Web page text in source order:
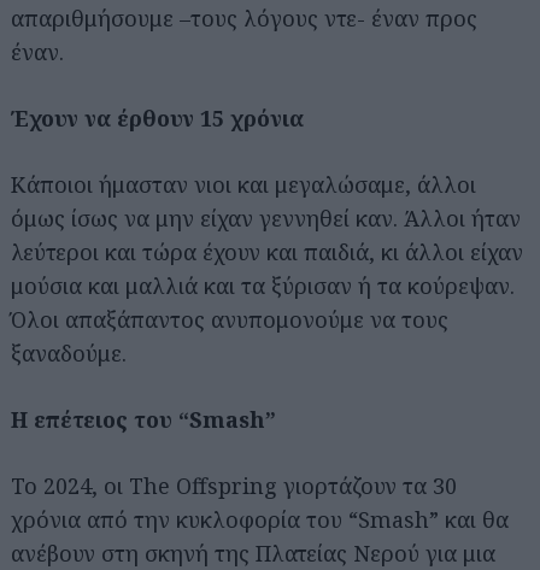
απαριθμήσουμε –τους λόγους ντε- έναν προς
έναν.
Έχουν να έρθουν 15 χρόνια
Κάποιοι ήμασταν νιοι και μεγαλώσαμε, άλλοι
όμως ίσως να μην είχαν γεννηθεί καν. Άλλοι ήταν
λεύτεροι και τώρα έχουν και παιδιά, κι άλλοι είχαν
μούσια και μαλλιά και τα ξύρισαν ή τα κούρεψαν.
Όλοι απαξάπαντος ανυπομονούμε να τους
ξαναδούμε.
Η επέτειος του “Smash”
Το 2024, οι The Offspring γιορτάζουν τα 30
χρόνια από την κυκλοφορία του “Smash” και θα
ανέβουν στη σκηνή της Πλατείας Νερού για μια